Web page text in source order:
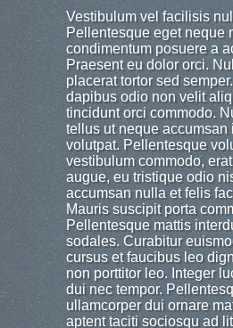
Vestibulum vel facilisis
Pellentesque eget neque
condimentum posuere a
Praesent eu dolor orci.
placerat tortor sed
dapibus odio non velit
tincidunt orci commodo.
tellus ut neque accumsan
volutpat. Pellentesque
vestibulum commodo,
augue, eu tristique odio
accumsan nulla et felis
Mauris suscipit porta
Pellentesque mattis
sodales. Curabitur
cursus et faucibus leo
non porttitor leo. Integer
dui nec tempor.
ullamcorper dui ornare
aptent taciti sociosqu ad